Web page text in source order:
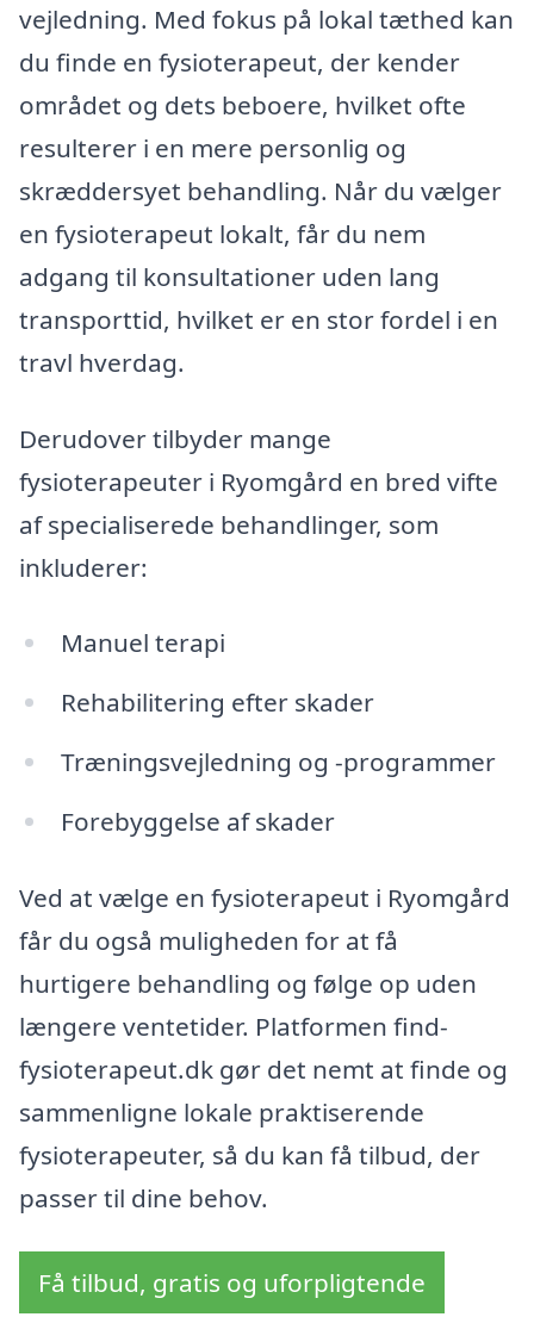
vejledning. Med fokus på lokal tæthed kan
du finde en fysioterapeut, der kender
området og dets beboere, hvilket ofte
resulterer i en mere personlig og
skræddersyet behandling. Når du vælger
en fysioterapeut lokalt, får du nem
adgang til konsultationer uden lang
transporttid, hvilket er en stor fordel i en
travl hverdag.
Derudover tilbyder mange
fysioterapeuter i Ryomgård en bred vifte
af specialiserede behandlinger, som
inkluderer:
Manuel terapi
Rehabilitering efter skader
Træningsvejledning og -programmer
Forebyggelse af skader
Ved at vælge en fysioterapeut i Ryomgård
får du også muligheden for at få
hurtigere behandling og følge op uden
længere ventetider. Platformen find-
fysioterapeut.dk gør det nemt at finde og
sammenligne lokale praktiserende
fysioterapeuter, så du kan få tilbud, der
passer til dine behov.
Få tilbud, gratis og uforpligtende